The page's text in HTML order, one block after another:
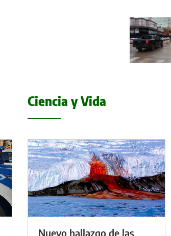
Ciencia y Vida
Nuevo hallazgo de las